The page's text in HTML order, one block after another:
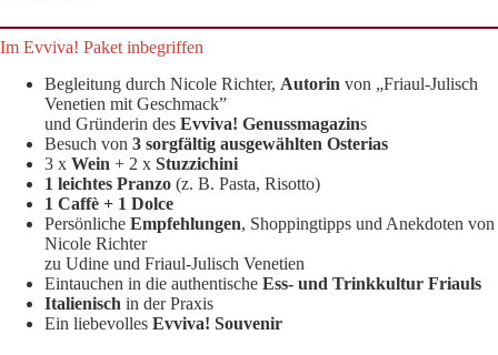
Im Evviva! Paket inbegriffen
Begleitung durch Nicole Richter, Autorin von „Friaul-Julisch
Venetien mit Geschmack”
und Gründerin des Evviva! Genussmagazins
Besuch von 3 sorgfältig ausgewählten Osterias
3 x Wein + 2 x Stuzzichini
1 leichtes Pranzo (z. B. Pasta, Risotto)
1 Caffè + 1 Dolce
Persönliche Empfehlungen, Shoppingtipps und Anekdoten von
Nicole Richter
zu Udine und Friaul-Julisch Venetien
Eintauchen in die authentische Ess- und Trinkkultur Friauls
Italienisch in der Praxis
Ein liebevolles Evviva! Souvenir